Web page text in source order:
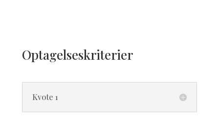
Optagelseskriterier
Kvote 1